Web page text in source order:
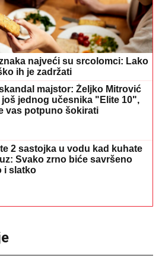
najveći su srcolomci: Lako
ih je zadržati
majstor: Željko Mitrović
jednog učesnika "Elite 10",
vas potpuno šokirati
2 sastojka u vodu kad kuhate
Svako zrno biće savršeno
i slatko